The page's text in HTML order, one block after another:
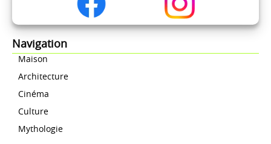
Navigation
Maison
Architecture
Cinéma
Culture
Mythologie